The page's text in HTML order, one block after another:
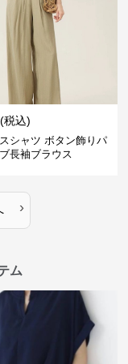
(税込)
シャツ ボタン飾りパ
長袖ブラウス
›
ム